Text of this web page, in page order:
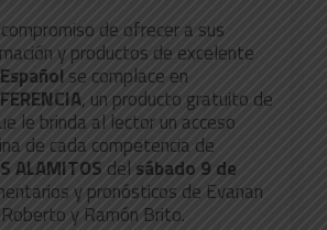
de ofrecer a sus
y productos de excelente
se complace en
, un producto gratuito de
le brinda al lector un acceso
de cada competencia de
ALAMITOS del sábado 9 de
y pronósticos de Evanan
y Ramón Brito.